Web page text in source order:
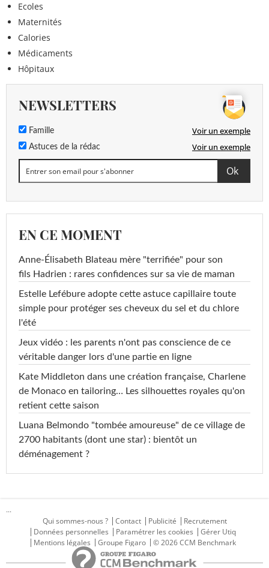
Ecoles
Maternités
Calories
Médicaments
Hôpitaux
NEWSLETTERS
Famille Voir un exemple
Astuces de la rédac Voir un exemple
EN CE MOMENT
Anne-Élisabeth Blateau mère "terrifiée" pour son
fils Hadrien : rares confidences sur sa vie de maman
Estelle Lefébure adopte cette astuce capillaire toute
simple pour protéger ses cheveux du sel et du chlore
l'été
Jeux vidéo : les parents n'ont pas conscience de ce
véritable danger lors d'une partie en ligne
Kate Middleton dans une création française, Charlene
de Monaco en tailoring… Les silhouettes royales qu'on
retient cette saison
Luana Belmondo "tombée amoureuse" de ce village de
2700 habitants (dont une star) : bientôt un
déménagement ?
...
Qui sommes-nous ?
Contact Publicité
Recrutement
Données personnelles
Paramétrer les cookies
Gérer Utiq
Mentions légales
Groupe Figaro © 2026 CCM Benchmark